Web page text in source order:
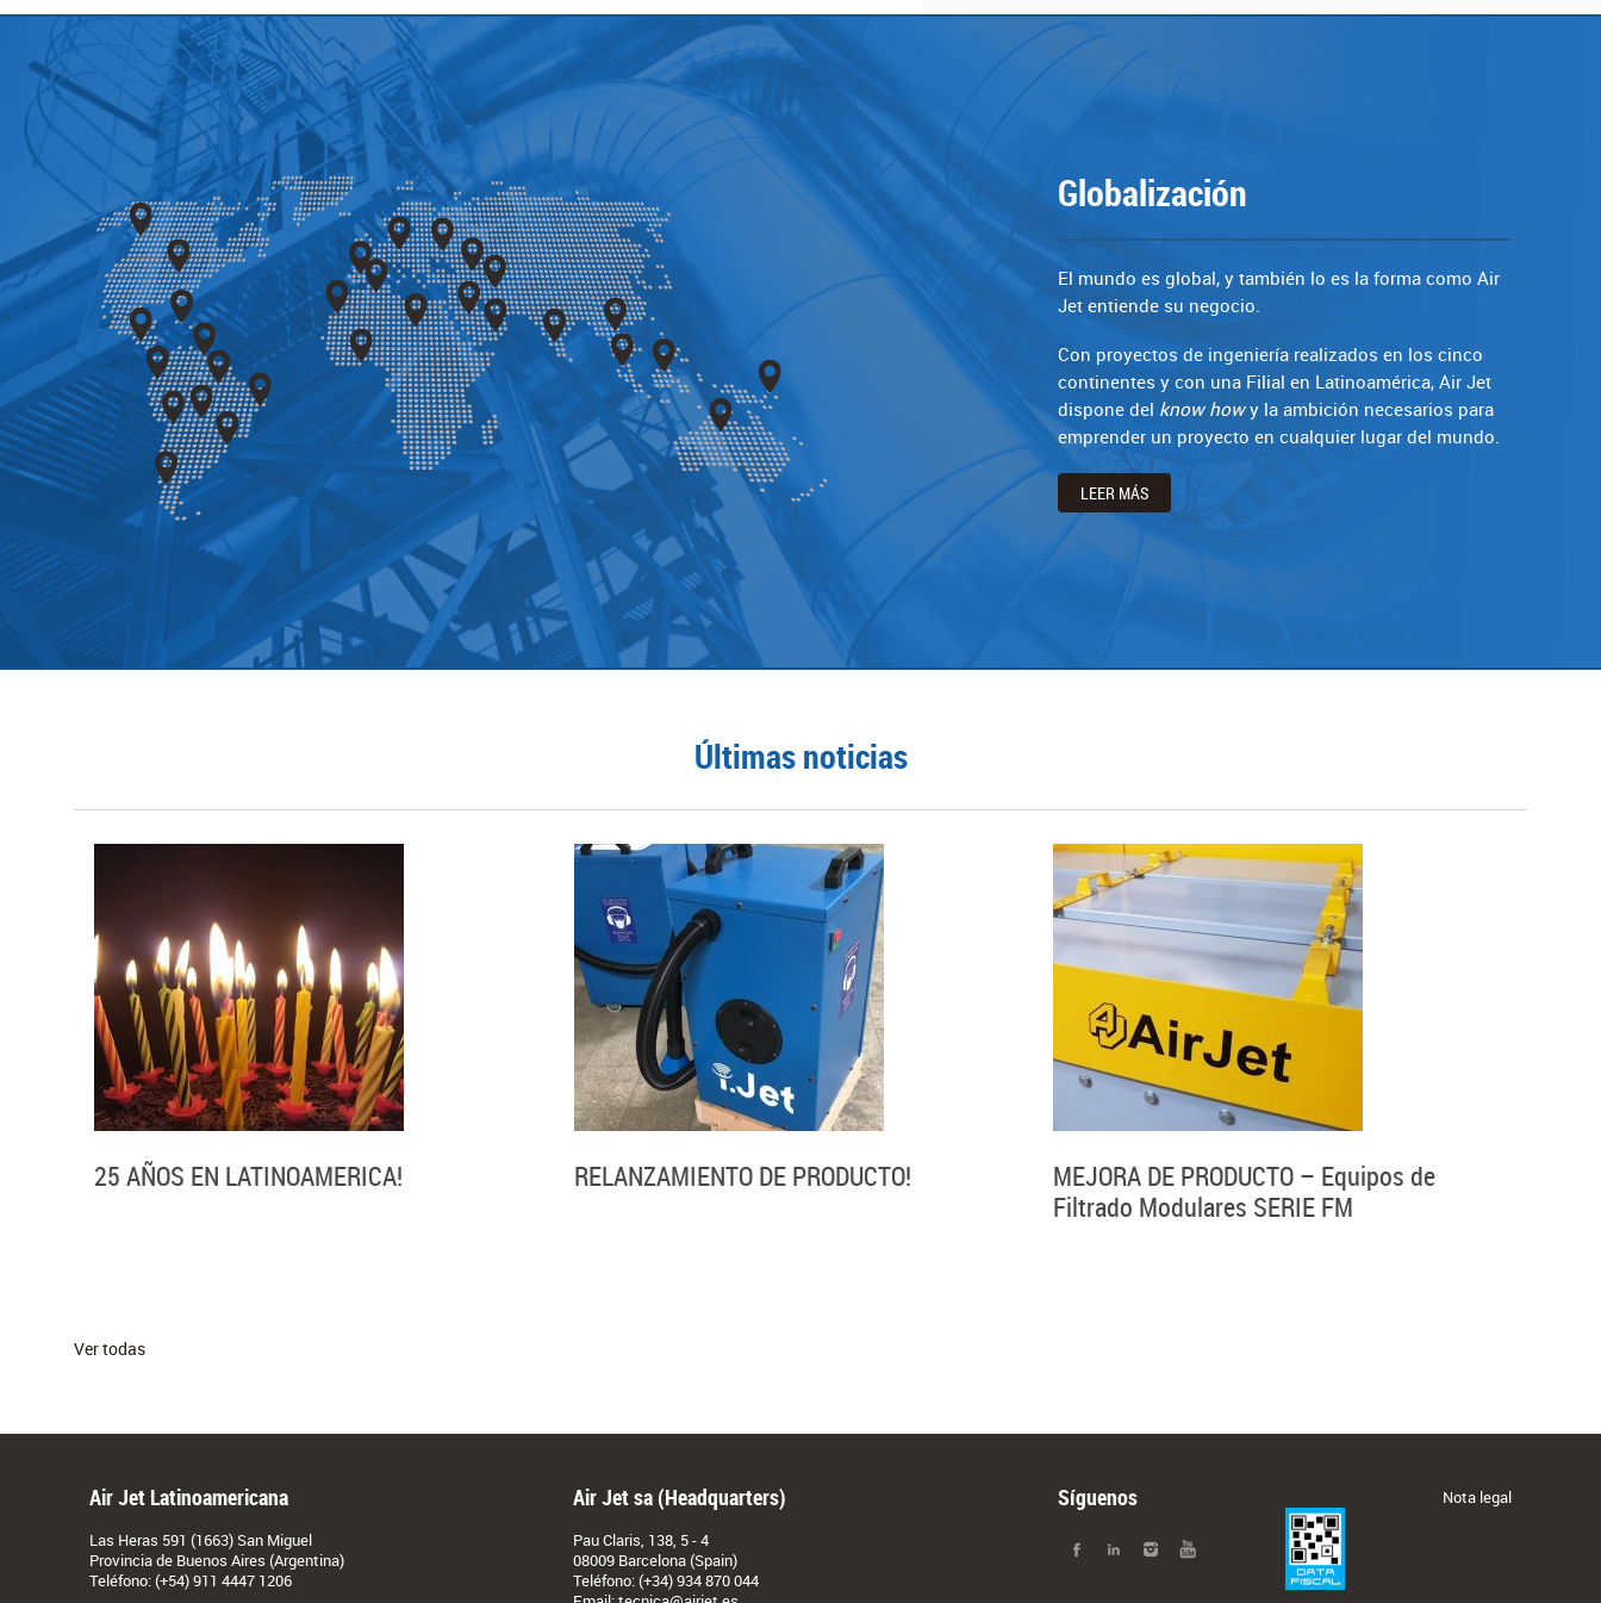
Globalización
El mundo es global, y también lo es la forma como Air
Jet entiende su negocio.
Con proyectos de ingeniería realizados en los cinco
continentes y con una Filial en Latinoamérica, Air Jet
dispone del know howy la ambición necesarios para
emprender un proyecto en cualquier lugar del mundo.
LEER MÁS
Últimas noticias
25 AÑOS EN LATINOAMERICA! RELANZAMIENTO DE PRODUCTO!
MEJORA DE PRODUCTO – Equipos de
Filtrado Modulares SERIE FM
Ver todas
Air Jet Latinoamericana
Las Heras 591 (1663) San Miguel
Provincia de Buenos Aires (Argentina)
Teléfono:(+54) 911 4447 1206
Air Jet sa (Headquarters)
Pau Claris, 138, 5 - 4
08009 Barcelona (Spain)
Teléfono: (+34) 934 870 044
Síguenos Nota legal